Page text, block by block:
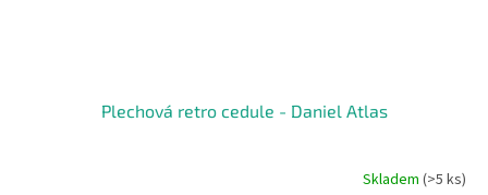
Plechová retro cedule - Daniel Atlas
Skladem (>5 ks)